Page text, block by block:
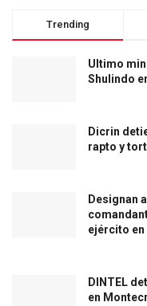
Trending
Ultimo
Shulindo
Dicrin
rapto y
Designan
ejército en
DINTEL
en